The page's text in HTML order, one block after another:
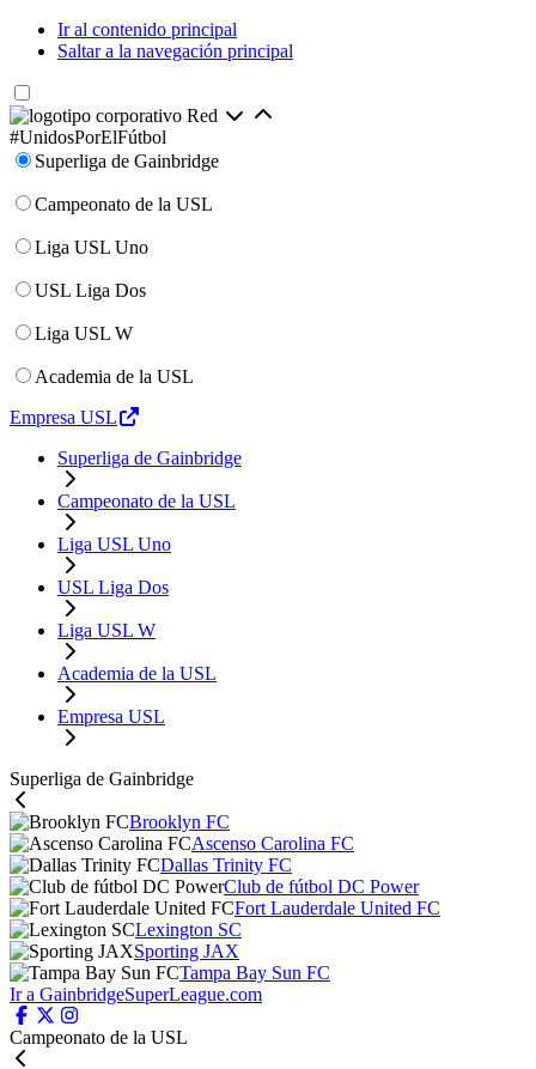
Ir al contenido principal
Saltar a la navegación principal
Red
#UnidosPorElFútbol
Superliga de Gainbridge
Campeonato de la USL
Liga USL Uno
USL Liga Dos
Liga USL W
Academia de la USL
Empresa USL
Superliga de Gainbridge
Campeonato de la USL
Liga USL Uno
USL Liga Dos
Liga USL W
Academia de la USL
Empresa USL
Superliga de Gainbridge
Brooklyn FC
Ascenso Carolina FC
Dallas Trinity FC
Club de fútbol DC Power
Fort Lauderdale United FC
Lexington SC
Sporting JAX
Tampa Bay Sun FC
Ir a GainbridgeSuperLeague.com
Campeonato de la USL